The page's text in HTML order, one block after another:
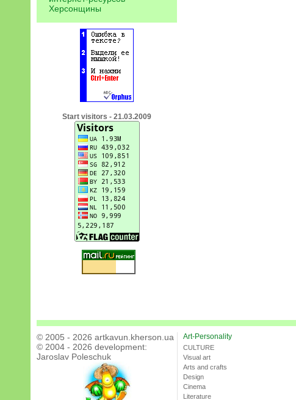
Херсонщины
Start visitors - 21.03.2009
© 2005 - 2026 artkavun.kherson.ua
© 2004 - 2026 development:
Jaroslav Poleschuk
Art-Personality
CULTURE
Visual art
Arts and crafts
Design
Cinema
Literature